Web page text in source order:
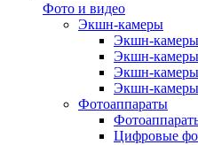
Фото и видео
Экшн-камеры
Экшн-
Экшн-
Экшн-камеры
Экшн-
Фотоаппараты
Цифровые